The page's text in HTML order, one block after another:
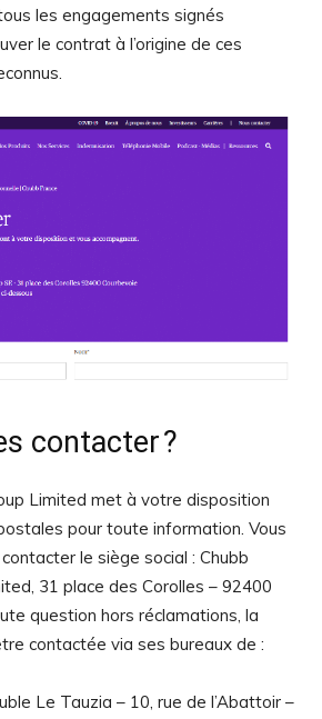
les engagements signés
le contrat à l’origine de ces
contacter ?
Limited met à votre disposition
pour toute information. Vous
le siège social : Chubb
31 place des Corolles – 92400
question hors réclamations, la
contactée via ses bureaux de :
Le Tauzia – 10, rue de l’Abattoir –